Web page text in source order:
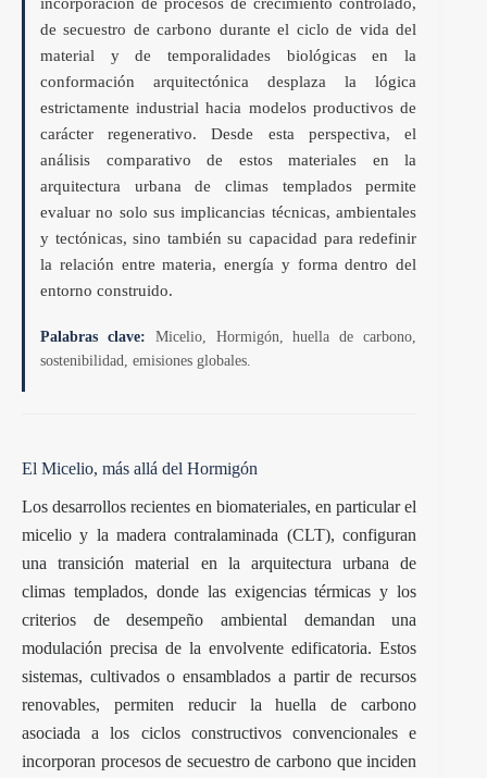
de secuestro de carbono durante el ciclo de vida del
material y de temporalidades biológicas en la
conformación arquitectónica desplaza la lógica
estrictamente industrial hacia modelos productivos de
carácter regenerativo. Desde esta perspectiva, el
análisis comparativo de estos materiales en la
arquitectura urbana de climas templados permite
evaluar no solo sus implicancias técnicas, ambientales
y tectónicas, sino también su capacidad para redefinir
la relación entre materia, energía y forma dentro del
entorno construido.
Palabras clave: Micelio, Hormigón, huella de carbono,
sostenibilidad, emisiones globales.
El Micelio, más allá del Hormigón
Los desarrollos recientes en biomateriales, en particular el
micelio y la madera contralaminada (CLT), configuran
una transición material en la arquitectura urbana de
climas templados, donde las exigencias térmicas y los
criterios de desempeño ambiental demandan una
modulación precisa de la envolvente edificatoria. Estos
sistemas, cultivados o ensamblados a partir de recursos
renovables, permiten reducir la huella de carbono
asociada a los ciclos constructivos convencionales e
incorporan procesos de secuestro de carbono que inciden